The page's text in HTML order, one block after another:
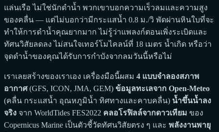
แล่นเรือ ไม่ใช่นักดำน้ำ พวกเขาบอกความเร็วลมและความสูง
ของคลื่น — แต่ไม่บอกว่ามีกระแสน้ำ 0.8 ม./วิ พัดผ่านหินใบที่จะ
ทำให้การดำน้ำคุณยากมาก ไม่รู้ว่าแพลงก์ตอนเพิ่งระเบิดและ
ทัศนวิสัยลดลง ไม่สนใจเทอร์โมไคลน์ที่ 18 เมตร น้ำเกิด หรือว่า
จุดดำน้ำของคุณได้รับการกำบังจากลมวันนี้หรือไม่
เราเลยสร้างของเราเอง เครื่องมือนี้ผสม 4 แบบจำลองสภาพ
อากาศ(GFS, ICON, JMA, GEM) ข้อมูลทะเลจาก Open-Meteo
(คลื่น กระแสน้ำ อุณหภูมิน้ำ ทิศทางและคาบคลื่น) น้ำขึ้นน้ำลง
จริง จาก WorldTides FES2022 คลอโรฟิลล์จากดาวเทียม ของ
Copernicus Marine เป็นตัวชี้วัดทัศนวิสัยตรง ๆ และ พลังงานพายุ